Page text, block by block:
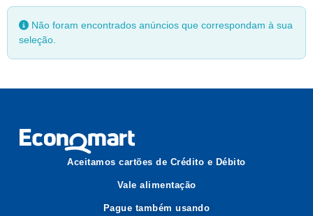
Não foram encontrados anúncios que correspondam à sua
seleção.
Aceitamos cartões de Crédito e Débito
Vale alimentação
Pague também usando